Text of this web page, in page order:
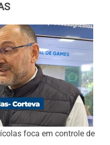
foca em controle de